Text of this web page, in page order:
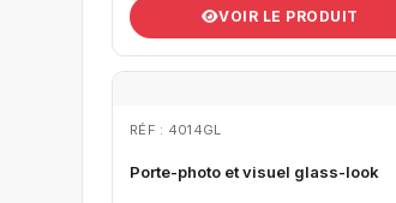
VOIR LE PRODUIT
RÉF : 4014GL
Porte-photo et visuel glass-look